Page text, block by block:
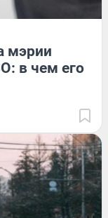
мэрии
в чем его